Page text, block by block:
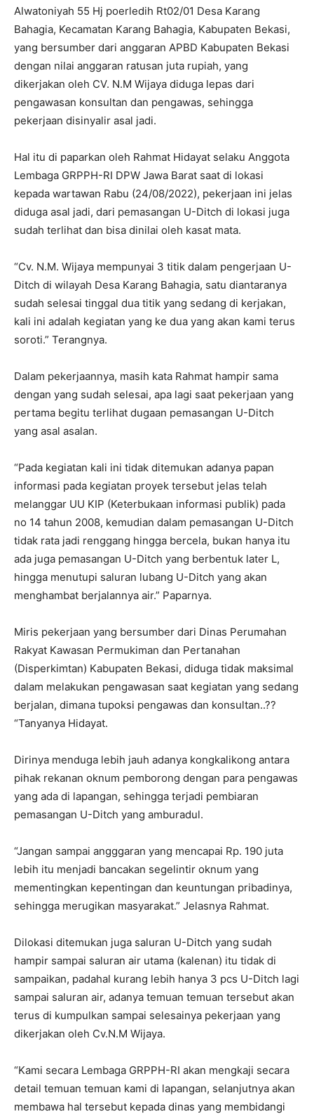
Alwatoniyah 55 Hj poerledih Rt02/01 Desa Karang
Bahagia, Kecamatan Karang Bahagia, Kabupaten Bekasi,
yang bersumber dari anggaran APBD Kabupaten Bekasi
dengan nilai anggaran ratusan juta rupiah, yang
dikerjakan oleh CV. N.M Wijaya diduga lepas dari
pengawasan konsultan dan pengawas, sehingga
pekerjaan disinyalir asal jadi.
Hal itu di paparkan oleh Rahmat Hidayat selaku Anggota
Lembaga GRPPH-RI DPW Jawa Barat saat di lokasi
kepada wartawan Rabu (24/08/2022), pekerjaan ini jelas
diduga asal jadi, dari pemasangan U-Ditch di lokasi juga
sudah terlihat dan bisa dinilai oleh kasat mata.
“Cv. N.M. Wijaya mempunyai 3 titik dalam pengerjaan U-
Ditch di wilayah Desa Karang Bahagia, satu diantaranya
sudah selesai tinggal dua titik yang sedang di kerjakan,
kali ini adalah kegiatan yang ke dua yang akan kami terus
soroti.” Terangnya.
Dalam pekerjaannya, masih kata Rahmat hampir sama
dengan yang sudah selesai, apa lagi saat pekerjaan yang
pertama begitu terlihat dugaan pemasangan U-Ditch
yang asal asalan.
“Pada kegiatan kali ini tidak ditemukan adanya papan
informasi pada kegiatan proyek tersebut jelas telah
melanggar UU KIP (Keterbukaan informasi publik) pada
no 14 tahun 2008, kemudian dalam pemasangan U-Ditch
tidak rata jadi renggang hingga bercela, bukan hanya itu
ada juga pemasangan U-Ditch yang berbentuk later L,
hingga menutupi saluran lubang U-Ditch yang akan
menghambat berjalannya air.” Paparnya.
Miris pekerjaan yang bersumber dari Dinas Perumahan
Rakyat Kawasan Permukiman dan Pertanahan
(Disperkimtan) Kabupaten Bekasi, diduga tidak maksimal
dalam melakukan pengawasan saat kegiatan yang sedang
berjalan, dimana tupoksi pengawas dan konsultan..??
“Tanyanya Hidayat.
Dirinya menduga lebih jauh adanya kongkalikong antara
pihak rekanan oknum pemborong dengan para pengawas
yang ada di lapangan, sehingga terjadi pembiaran
pemasangan U-Ditch yang amburadul.
“Jangan sampai angggaran yang mencapai Rp. 190 juta
lebih itu menjadi bancakan segelintir oknum yang
mementingkan kepentingan dan keuntungan pribadinya,
sehingga merugikan masyarakat.” Jelasnya Rahmat.
Dilokasi ditemukan juga saluran U-Ditch yang sudah
hampir sampai saluran air utama (kalenan) itu tidak di
sampaikan, padahal kurang lebih hanya 3 pcs U-Ditch lagi
sampai saluran air, adanya temuan temuan tersebut akan
terus di kumpulkan sampai selesainya pekerjaan yang
dikerjakan oleh Cv.N.M Wijaya.
“Kami secara Lembaga GRPPH-RI akan mengkaji secara
detail temuan temuan kami di lapangan, selanjutnya akan
membawa hal tersebut kepada dinas yang membidangi